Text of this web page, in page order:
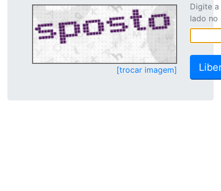
[trocar imagem]
Digite
lado no